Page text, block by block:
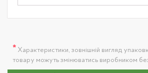
* Характеристики, зовнішній вигляд
товару можуть змінюватись виробником